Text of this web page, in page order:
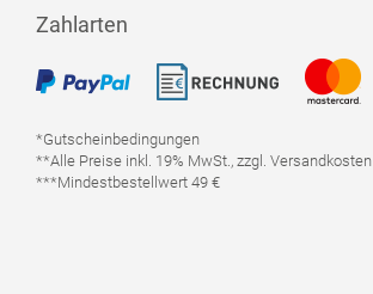
Zahlarten
*Gutscheinbedingungen
**Alle Preise inkl. 19% MwSt., zzgl. Versandkosten
***Mindestbestellwert 49 €